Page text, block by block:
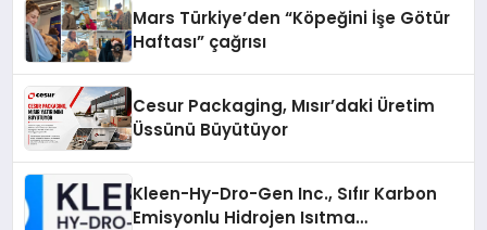
Mars Türkiye’den “Köpeğini İşe Götür
Haftası” çağrısı
Cesur Packaging, Mısır’daki Üretim
Üssünü Büyütüyor
Kleen-Hy-Dro-Gen Inc., Sıfır Karbon
Emisyonlu Hidrojen Isıtma